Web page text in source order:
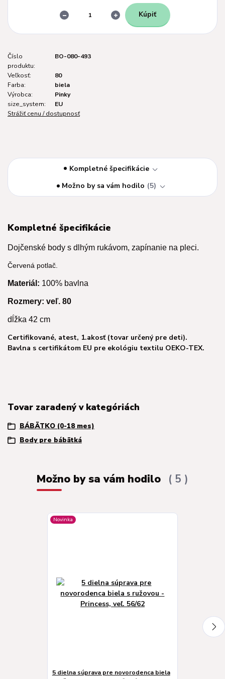
Kúpiť
Číslo
produktu:
BO-080-493
Veľkosť:
80
Farba:
biela
Výrobca:
Pinky
size_system:
EU
Strážiť cenu / dostupnosť
Kompletné špecifikácie
Možno by sa vám hodilo
5
Kompletné špecifikácie
Dojčenské body s dlhým rukávom, zapínanie na pleci.
Červená potlač.
Materiál: 100% bavlna
Rozmery: veľ. 80
dĺžka 42 cm
Certifikované, atest, 1.akosť (tovar určený pre deti).
Bavlna s certifikátom EU pre ekológiu textilu OEKO-TEX.
Tovar zaradený v kategóriách
BÁBÄTKO (0-18 mes)
Body pre bábätká
Možno by sa vám hodilo 5
Novinka
5 dielna súprava pre novorodenca biela